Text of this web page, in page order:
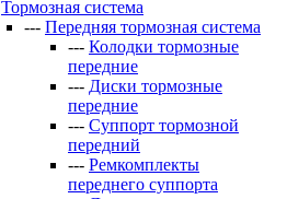
Тормозная система
--- Передняя тормозная система
--- Колодки тормозные
передние
--- Диски тормозные
передние
--- Суппорт тормозной
передний
--- Ремкомплекты
переднего суппорта